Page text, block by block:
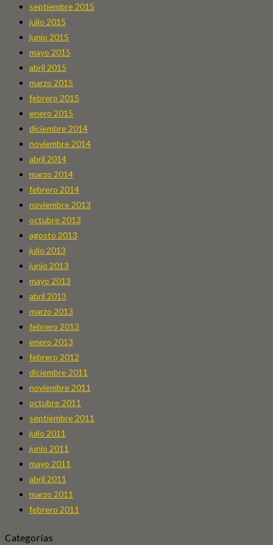
septiembre 2015
julio 2015
junio 2015
mayo 2015
abril 2015
marzo 2015
febrero 2015
enero 2015
diciembre 2014
noviembre 2014
abril 2014
marzo 2014
febrero 2014
noviembre 2013
octubre 2013
agosto 2013
julio 2013
junio 2013
mayo 2013
abril 2013
marzo 2013
febrero 2013
enero 2013
febrero 2012
diciembre 2011
noviembre 2011
octubre 2011
septiembre 2011
julio 2011
junio 2011
mayo 2011
abril 2011
marzo 2011
febrero 2011
Categorías